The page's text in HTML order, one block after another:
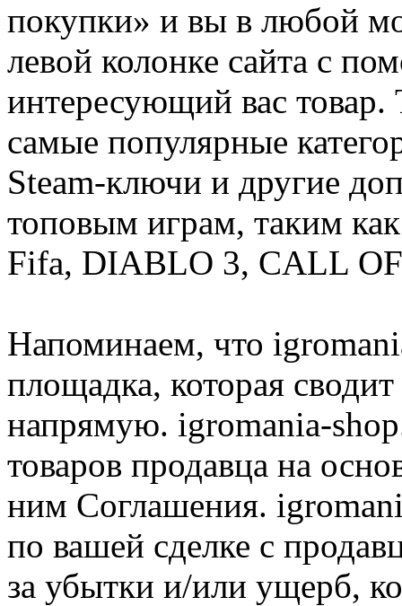
покупки» и вы в любой
левой колонке сайта с
интересующий вас
самые популярные
Steam-ключи и другие
топовым играм, таким
Fifa, DIABLO 3, CALL
Напоминаем, что
площадка, которая
напрямую. igromania-
товаров продавца на
ним Соглашения.
по вашей сделке с
за убытки и/или ущерб,